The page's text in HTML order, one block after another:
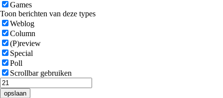
Games
Toon berichten van deze types
Weblog
Column
(P)review
Special
Poll
Scrollbar gebruiken
opslaan